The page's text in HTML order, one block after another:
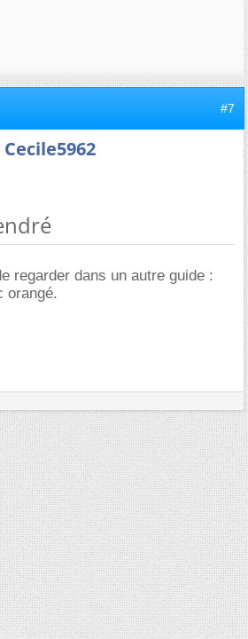
#7
Cecile5962
regarder dans un autre guide :
orangé.